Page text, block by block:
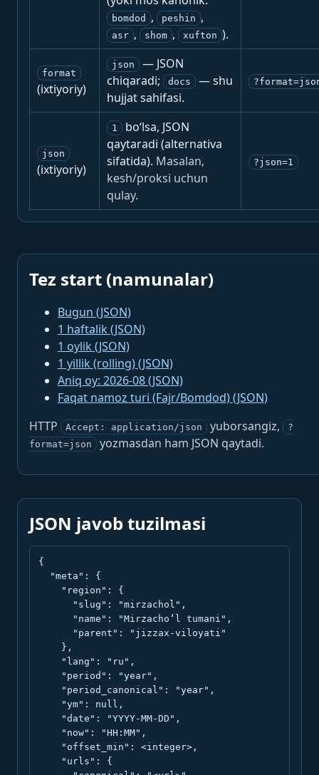
bomdod , peshin ,
asr , shom , xufton ).
format
(ixtiyoriy)
json
— JSON
chiqaradi;
docs
— shu
hujjat sahifasi.
json
(ixtiyoriy)
1
bo‘lsa, JSON
qaytaradi (alternativa
sifatida). Masalan,
kesh/proksi uchun
qulay.
?json=1
Tez start (namunalar)
Bugun (JSON)
1 haftalik (JSON)
1 oylik (JSON)
1 yillik (rolling) (JSON)
Aniq oy: 2026-08 (JSON)
Faqat namoz turi (Fajr/Bomdod) (JSON)
HTTP
Accept: application/json yuborsangiz,
?
format=json
yozmasdan ham JSON qaytadi.
JSON javob tuzilmasi
{
  "meta": {
    "region": {
      "slug": "mirzachol",
      "name": "Mirzacho‘l tumani",
      "parent": "jizzax-viloyati"
    },
    "lang": "ru",
    "period": "year",
    "period_canonical": "year",
    "ym": null,
    "date": "YYYY-MM-DD",
    "now": "HH:MM",
    "offset_min": <integer>,
    "urls": {